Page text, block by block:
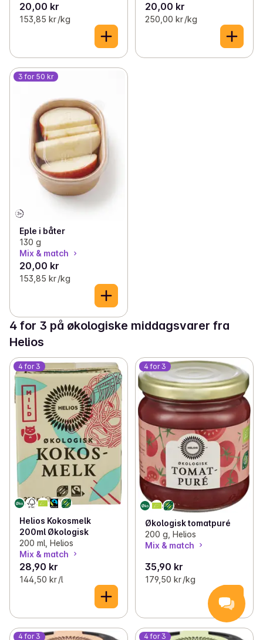
20,00 kr
153,85 kr /kg
20,00 kr
250,00 kr /kg
3 for 50 kr
Eple i båter
130 g
Mix & match
20,00 kr
153,85 kr /kg
4 for 3 på økologiske middagsvarer fra
Helios
4 for 3
Helios Kokosmelk
200ml Økologisk
200 ml, Helios
Mix & match
28,90 kr
144,50 kr /l
4 for 3
Økologisk tomatpuré
200 g, Helios
Mix & match
35,90 kr
179,50 kr /kg
4 for 3 4 for 3